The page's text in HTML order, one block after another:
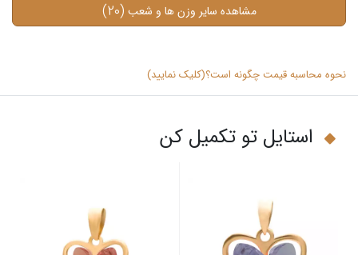
مشاهده سایر وزن ها و شعب (20)
نحوه محاسبه قیمت چگونه است؟(کلیک نمایید)
استایل تو تکمیل کن